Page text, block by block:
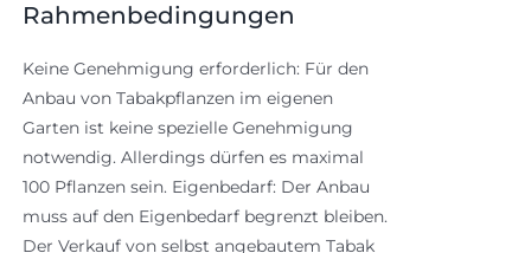
Rahmenbedingungen
Keine Genehmigung erforderlich: Für den
Anbau von Tabakpflanzen im eigenen
Garten ist keine spezielle Genehmigung
notwendig. Allerdings dürfen es maximal
100 Pflanzen sein. Eigenbedarf: Der Anbau
muss auf den Eigenbedarf begrenzt bleiben.
Der Verkauf von selbst angebautem Tabak